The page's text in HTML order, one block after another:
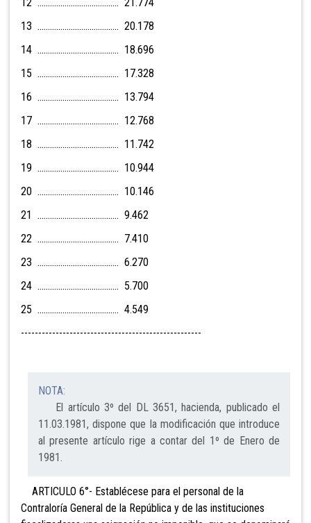
13 ....................................... 20.178
14 ....................................... 18.696
15 ....................................... 17.328
16 ....................................... 13.794
17 ....................................... 12.768
18 ....................................... 11.742
19 ....................................... 10.944
20 ....................................... 10.146
21 ....................................... 9.462
22 ....................................... 7.410
23 ....................................... 6.270
24 ....................................... 5.700
25 ....................................... 4.549
----------------------------------------------------
NOTA:
El artículo 3º del DL 3651, hacienda, publicado el
11.03.1981, dispone que la modificación que introduce
al presente artículo rige a contar del 1º de Enero de
1981.
ARTICULO 6°- Establécese para el personal de la
Contraloría General de la República y de las instituciones